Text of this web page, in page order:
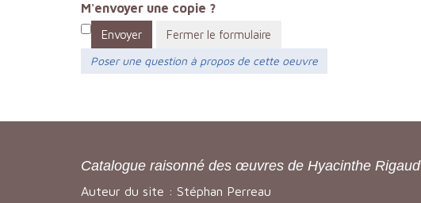
M'envoyer une copie ?
Envoyer
Fermer le formulaire
Poser une question à propos de cette oeuvre
Catalogue raisonné des œuvres de Hyacinthe Rigaud
Auteur du site : Stéphan Perreau